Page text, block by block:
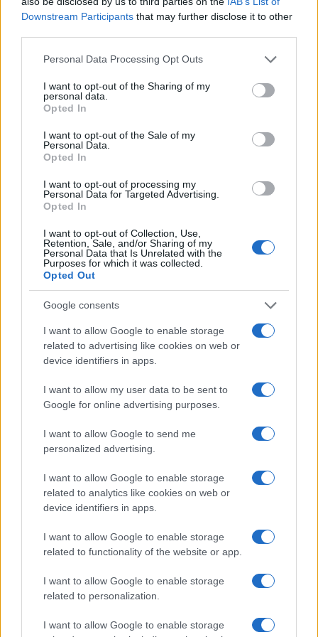
Downstream Participants that may further disclose it to other
Please note that this website/app uses one or more Google
not limited to your visit or usage behaviour. You may click to
grant or deny consent to Google and its third-party tags to
use your data for below specified purposes in below Google
consent section.
Personal Data Processing Opt Outs
I want to opt-out of the Sharing of my
personal data.
Opted In
I want to opt-out of the Sale of my
Personal Data.
Opted In
I want to opt-out of processing my
Personal Data for Targeted Advertising.
Opted In
I want to opt-out of Collection, Use,
Retention, Sale, and/or Sharing of my
Personal Data that Is Unrelated with the
Purposes for which it was collected.
Opted Out
Google consents
I want to allow Google to enable storage
related to advertising like cookies on web or
device identifiers in apps.
I want to allow my user data to be sent to
Google for online advertising purposes.
I want to allow Google to send me
personalized advertising.
I want to allow Google to enable storage
related to analytics like cookies on web or
device identifiers in apps.
I want to allow Google to enable storage
related to functionality of the website or app.
I want to allow Google to enable storage
related to personalization.
I want to allow Google to enable storage
Chiara Ferragni e Fedez si
lasciano: confermato dopo le
voci di crisi
Giovanni Allevi a Sanremo: “Ho
perso tutto con la malattia, ma il
2 anni fa
Condizioni dei Feriti e Prognosi
Al momento, non sono state rilasciate informazioni
dettagliate sull’entità delle ferite riportate dai due
giovani. Tuttavia, è noto che entrambi versano in
condizioni critiche. I medici degli ospedali San
trattamento di traumi urgenti, stanno facendo tutto il
possibile per stabilizzare e curare le gravi lesioni
riportate dai due pazienti.
Importanza della Prudenza alla
Guida
Questo tragico incidente è un doloroso promemoria
dell’importanza della prudenza alla guida,
specialmente durante la notte e su strade che
possono presentare rischi aggiuntivi. La comunità
locale è col fiato sospeso, sperando in notizie
coinvolti.
Precedente
anni per l’Omicidio
Successiva
e nel Lazio: Piogge